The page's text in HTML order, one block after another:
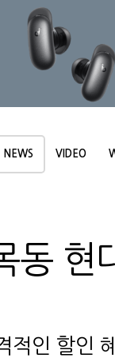
NEWS VIDEO
동 현
적인 할인